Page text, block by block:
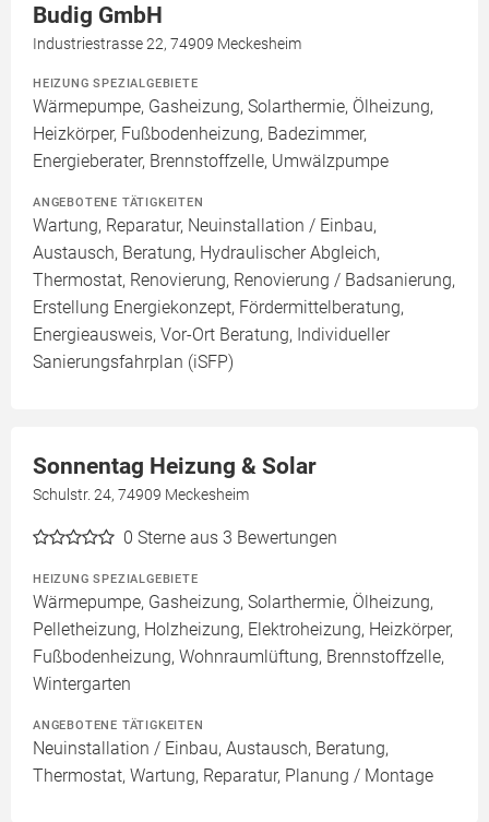
Budig GmbH
Industriestrasse 22, 74909 Meckesheim
HEIZUNG SPEZIALGEBIETE
Wärmepumpe, Gasheizung, Solarthermie, Ölheizung,
Heizkörper, Fußbodenheizung, Badezimmer,
Energieberater, Brennstoffzelle, Umwälzpumpe
ANGEBOTENE TÄTIGKEITEN
Wartung, Reparatur, Neuinstallation / Einbau,
Austausch, Beratung, Hydraulischer Abgleich,
Thermostat, Renovierung, Renovierung / Badsanierung,
Erstellung Energiekonzept, Fördermittelberatung,
Energieausweis, Vor-Ort Beratung, Individueller
Sanierungsfahrplan (iSFP)
Sonnentag Heizung & Solar
Schulstr. 24, 74909 Meckesheim
0 Sterne aus 3 Bewertungen
HEIZUNG SPEZIALGEBIETE
Wärmepumpe, Gasheizung, Solarthermie, Ölheizung,
Pelletheizung, Holzheizung, Elektroheizung, Heizkörper,
Fußbodenheizung, Wohnraumlüftung, Brennstoffzelle,
Wintergarten
ANGEBOTENE TÄTIGKEITEN
Neuinstallation / Einbau, Austausch, Beratung,
Thermostat, Wartung, Reparatur, Planung / Montage